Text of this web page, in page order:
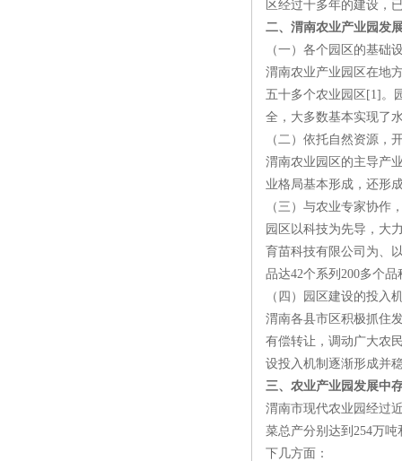
区经过十多年的建设，
二、渭南农业产业园发
（一）各个园区的基础
渭南农业产业园区在地
五十多个农业园区[1]。
全，大多数基本实现了
（二）依托自然资源，
渭南农业园区的主导产
业格局基本形成，还形
（三）与农业专家协作
园区以科技为先导，大
育苗科技有限公司为、
品达42个系列200多个
（四）园区建设的投入
渭南各县市区积极抓住
有偿转让，调动广大农
设投入机制逐渐形成并
三、农业产业园发展中
渭南市现代农业园经过
菜总产分别达到254万
下几方面：